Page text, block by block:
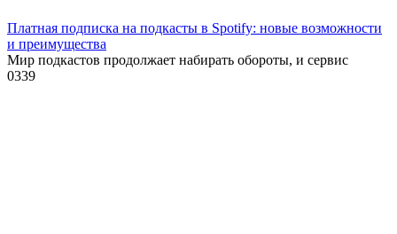
Платная подписка на подкасты в Spotify: новые возможности
и преимущества
Мир подкастов продолжает набирать обороты, и сервис
0339